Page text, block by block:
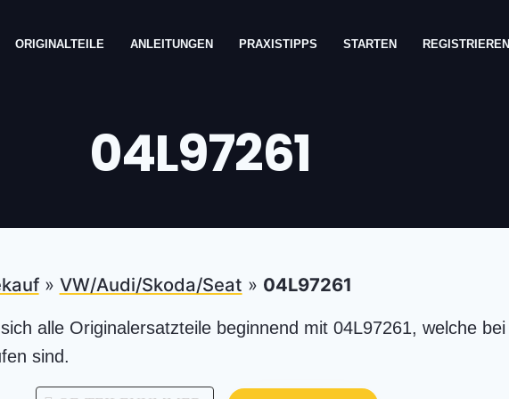
ORIGINALTEILE ANLEITUNGEN PRAXISTIPPS STARTEN REGISTRIEREN
04L97261
» VW/Audi/Skoda/Seat » 04L97261
alle Originalersatzteile beginnend mit 04L97261, welche bei
sind.